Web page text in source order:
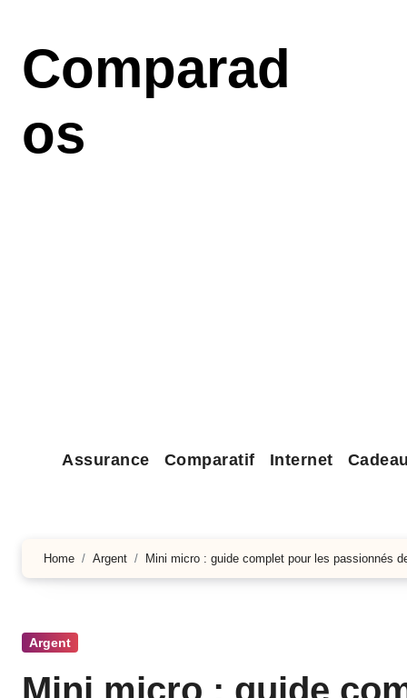
contenu
principal
Comparad
os
Assurance Comparatif Internet
Home Argent Mini micro : guide complet pour les passionnés
Argent
Mini micro : guide